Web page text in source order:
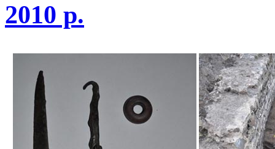
2010 р.